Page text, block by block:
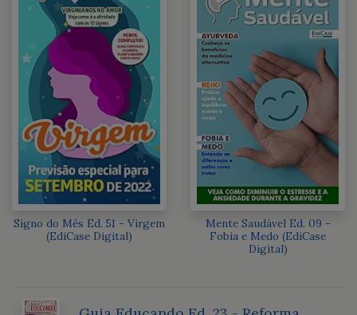
Signo do Mês Ed. 51 - Virgem
(EdiCase Digital)
Mente Saudável Ed. 09 -
Fobia e Medo (EdiCase
Digital)